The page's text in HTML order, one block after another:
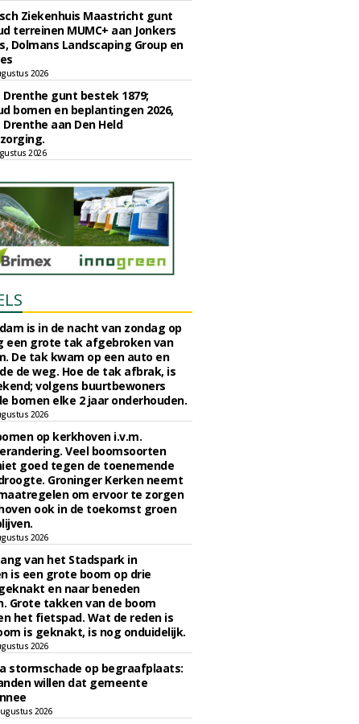
Ziekenhuis Maastricht gunt
terreinen MUMC+ aan Jonkers
Dolmans Landscaping Group en
2026
Drenthe gunt bestek 1879;
bomen en beplantingen 2026,
aan Den Held
2026
is in de nacht van zondag op
een grote tak afgebroken van
De tak kwam op een auto en
de weg. Hoe de tak afbrak, is
volgens buurtbewoners
bomen elke 2 jaar onderhouden.
2026
op kerkhoven i.v.m.
Veel boomsoorten
goed tegen de toenemende
Groninger Kerken neemt
om ervoor te zorgen
ook in de toekomst groen
2026
van het Stadspark in
is een grote boom op drie
en naar beneden
Grote takken van de boom
het fietspad. Wat de reden is
is geknakt, is nog onduidelijk.
2026
stormschade op begraafplaats:
willen dat gemeente
2026